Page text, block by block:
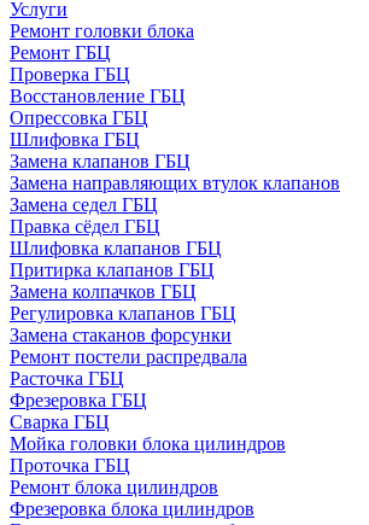
Услуги
Ремонт головки блока
Ремонт ГБЦ
Проверка ГБЦ
Восстановление ГБЦ
Опрессовка ГБЦ
Шлифовка ГБЦ
Замена клапанов ГБЦ
Замена направляющих втулок клапанов
Замена седел ГБЦ
Правка сёдел ГБЦ
Шлифовка клапанов ГБЦ
Притирка клапанов ГБЦ
Замена колпачков ГБЦ
Регулировка клапанов ГБЦ
Замена стаканов форсунки
Ремонт постели распредвала
Расточка ГБЦ
Фрезеровка ГБЦ
Сварка ГБЦ
Мойка головки блока цилиндров
Проточка ГБЦ
Ремонт блока цилиндров
Фрезеровка блока цилиндров